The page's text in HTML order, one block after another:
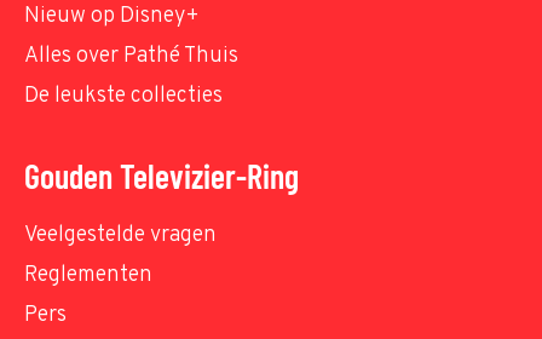
Nieuw op Disney+
Alles over Pathé Thuis
De leukste collecties
Gouden Televizier-Ring
Veelgestelde vragen
Reglementen
Pers